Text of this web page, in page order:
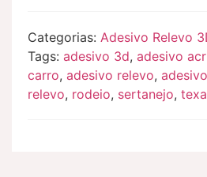
Categorias: Adesivo Relevo
Tags: adesivo 3d, adesivo
carro, adesivo relevo,
relevo, rodeio, sertanejo,